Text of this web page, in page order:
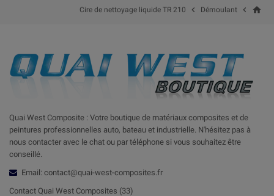
home

Démoulant

Cire de nettoyage liquide TR 210
Quai West Composite : Votre boutique de matériaux composites et de
peintures professionnelles auto, bateau et industrielle. N'hésitez pas à
nous contacter avec le chat ou par téléphone si vous souhaitez être
conseillé.
Email: contact@quai-west-composites.fr
Contact Quai West Composites (33)